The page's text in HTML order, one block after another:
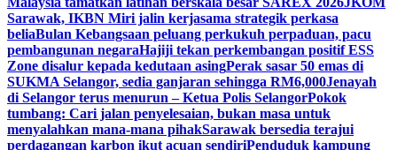
Sarawak, IKBN Miri jalin kerjasama strategik perkasa
beliaBulan Kebangsaan peluang perkukuh perpaduan, pacu
pembangunan negaraHajiji tekan perkembangan positif ESS
Zone disalur kepada kedutaan asingPerak sasar 50 emas di
SUKMA Selangor, sedia ganjaran sehingga RM6,000Jenayah
di Selangor terus menurun – Ketua Polis SelangorPokok
tumbang: Cari jalan penyelesaian, bukan masa untuk
menyalahkan mana-mana pihakSarawak bersedia terajui
perdagangan karbon ikut acuan sendiriPenduduk kampung